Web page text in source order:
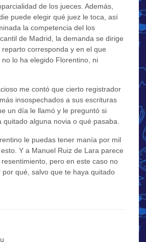
de los jueces. Además,
puede elegir qué juez le toca, así
la competencia del los
de Madrid, la demanda se dirige
corresponda y en el que
no lo ha elegido Florentino, ni
me contó que cierto registrador
insospechados a sus escrituras
un día le llamó y le preguntó si
alguna novia o qué pasaba.
le puedas tener manía por mil
Y a Manuel Ruiz de Lara parece
pero en este caso no
qué, salvo que te haya quitado